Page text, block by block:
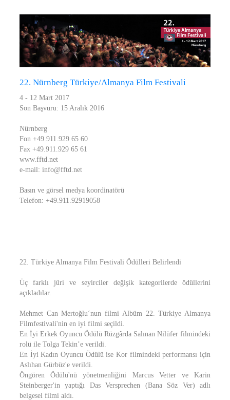
22. Nürnberg Türkiye/Almanya Film Festivali
4 - 12 Mart 2017
Son Başvuru: 15 Aralık 2016
Nürnberg
Fon +49.911.929 65 60
Fax +49.911.929 65 61
www.fftd.net
e-mail: info@fftd.net
Basın ve görsel medya koordinatörü
Telefon: +49.911.92919058
22. Türkiye Almanya Film Festivali Ödülleri Belirlendi
Üç farklı jüri ve seyirciler değişik kategorilerde ödüllerini
açıkladılar.
Mehmet Can Mertoğlu´nun filmi Albüm 22. Türkiye Almanya
Filmfestivali'nin en iyi filmi seçildi.
En İyi Erkek Oyuncu Ödülü Rüzgârda Salınan Nilüfer filmindeki
rolü ile Tolga Tekin’e verildi.
En İyi Kadın Oyuncu Ödülü ise Kor filmindeki performansı için
Aslıhan Gürbüz'e verildi.
Öngören Ödülü'nü yönetmenliğini Marcus Vetter ve Karin
Steinberger'in yaptığı Das Versprechen (Bana Söz Ver) adlı
belgesel filmi aldı.